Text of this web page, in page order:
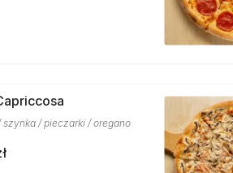
szynka / pieczarki / oregano